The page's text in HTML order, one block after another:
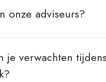
onze adviseurs?
je verwachten